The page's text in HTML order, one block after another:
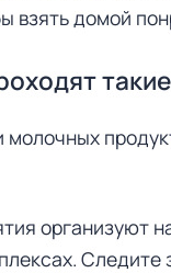
взять домой
организуют
Следите